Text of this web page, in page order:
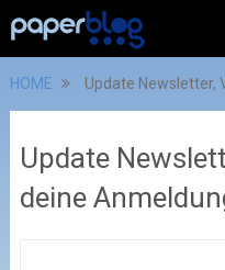
HOME Update Newsletter,
Update
deine